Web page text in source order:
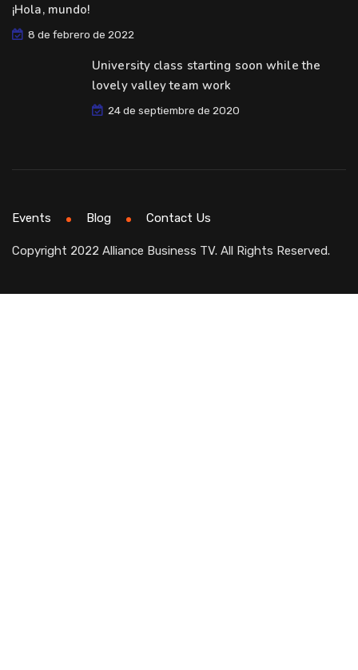
¡Hola, mundo!
8 de febrero de 2022
University class starting soon while the
lovely valley team work
24 de septiembre de 2020
Copyright 2022 Alliance Business TV. All Rights Reserved.
Events Blog Contact Us